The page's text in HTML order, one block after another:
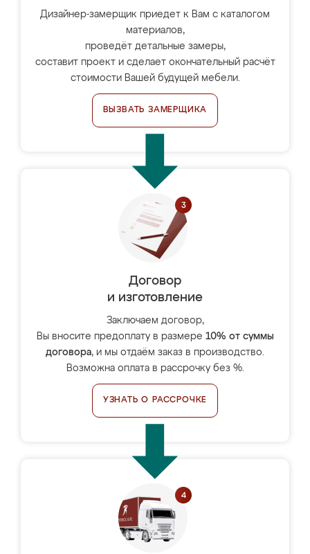
Дизайнер-замерщик приедет к Вам с каталогом
материалов,
проведёт детальные замеры,
составит проект и сделает окончательный расчёт
стоимости Вашей будущей мебели.
ВЫЗВАТЬ ЗАМЕРЩИКА
Договор
и изготовление
Заключаем договор,
Вы вносите предоплату в размере 10% от суммы
договора, и мы отдаём заказ в производство.
Возможна оплата в рассрочку без %.
УЗНАТЬ О РАССРОЧКЕ